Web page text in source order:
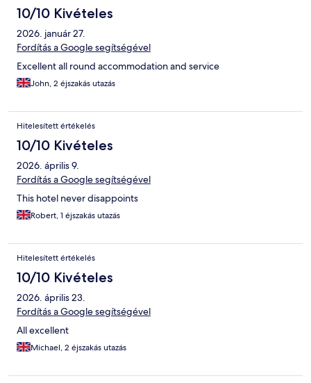
10/10 Kivételes
2026. január 27.
Fordítás a Google segítségével
Excellent all round accommodation and service
John, 2 éjszakás utazás
Hitelesített értékelés
10/10 Kivételes
2026. április 9.
Fordítás a Google segítségével
This hotel never disappoints
Robert, 1 éjszakás utazás
Hitelesített értékelés
10/10 Kivételes
2026. április 23.
Fordítás a Google segítségével
All excellent
Michael, 2 éjszakás utazás